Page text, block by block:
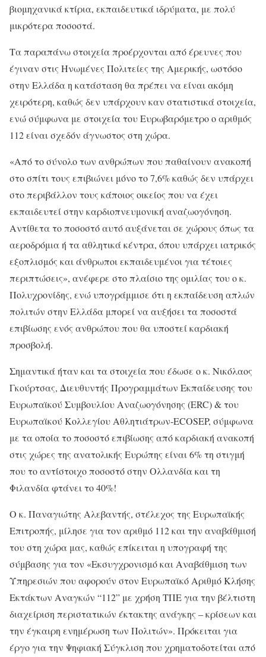
βιομηχανικά κτίρια, εκπαιδευτικά ιδρύματα, με πολύ
μικρότερα ποσοστά.
Τα παραπάνω στοιχεία προέρχονται από έρευνες που
έγιναν στις Ηνωμένες Πολιτείες της Αμερικής, ωστόσο
στην Ελλάδα η κατάσταση θα πρέπει να είναι ακόμη
χειρότερη, καθώς δεν υπάρχουν καν στατιστικά στοιχεία,
ενώ σύμφωνα με στοιχεία του Ευρωβαρόμετρο ο αριθμός
112 είναι σχεδόν άγνωστος στη χώρα.
«Από το σύνολο των ανθρώπων που παθαίνουν ανακοπή
στο σπίτι τους επιβιώνει μόνο το 7,6% καθώς δεν υπάρχει
στο περιβάλλον τους κάποιος οικείος που να έχει
εκπαιδευτεί στην καρδιοπνευμονική αναζωογόνηση.
Αντίθετα το ποσοστό αυτό αυξάνεται σε χώρους όπως τα
αεροδρόμια ή τα αθλητικά κέντρα, όπου υπάρχει ιατρικός
εξοπλισμός και άνθρωποι εκπαιδευμένοι για τέτοιες
περιπτώσεις», ανέφερε στο πλαίσιο της ομιλίας του ο κ.
Πολυχρονίδης, ενώ υπογράμμισε ότι η εκπαίδευση απλών
πολιτών στην Ελλάδα μπορεί να αυξήσει τα ποσοστά
επιβίωσης ενός ανθρώπου που θα υποστεί καρδιακή
προσβολή.
Σημαντικά ήταν και τα στοιχεία που έδωσε ο κ. Νικόλαος
Γκούρτσας, Διευθυντής Προγραμμάτων Εκπαίδευσης του
Ευρωπαϊκού Συμβουλίου Αναζωογόνησης (ERC) & του
Ευρωπαϊκού Κολλεγίου Αθλητιάτρων-ECOSEP, σύμφωνα
με τα οποία το ποσοστό επιβίωσης από καρδιακή ανακοπή
στις χώρες της ανατολικής Ευρώπης είναι 6% τη στιγμή
που το αντίστοιχο ποσοστό στην Ολλανδία και τη
Φιλανδία φτάνει το 40%!
Ο κ. Παναγιώτης Αλεβαντής, στέλεχος της Ευρωπαϊκής
Επιτροπής, μίλησε για τον αριθμό 112 και την αναβάθμισή
του στη χώρα μας, καθώς επίκειται η υπογραφή της
σύμβασης για τον «Εκσυγχρονισμό και Αναβάθμιση των
Υπηρεσιών που αφορούν στον Ευρωπαϊκό Αριθμό Κλήσης
Εκτάκτων Αναγκών “112” με χρήση ΤΠΕ για την βέλτιστη
διαχείριση περιστατικών έκτακτης ανάγκης – κρίσεων και
την έγκαιρη ενημέρωση των Πολιτών». Πρόκειται για
έργο για την Ψηφιακή Σύγκλιση που χρηματοδοτείται από